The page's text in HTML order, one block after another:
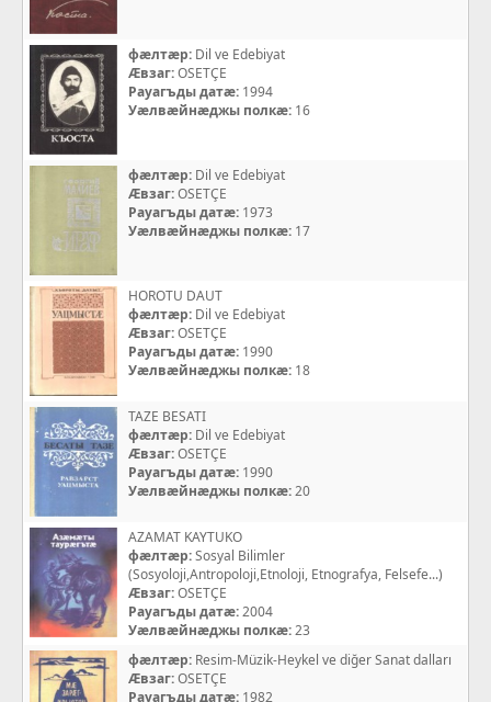
фæлтæр: Dil ve Edebiyat
Æвзаг:OSETÇE
Рауагъды датæ: 1994
Уæлвæйнæджы полкæ: 16
фæлтæр: Dil ve Edebiyat
Æвзаг:OSETÇE
Рауагъды датæ: 1973
Уæлвæйнæджы полкæ: 17
HOROTU DAUT
фæлтæр: Dil ve Edebiyat
Æвзаг:OSETÇE
Рауагъды датæ: 1990
Уæлвæйнæджы полкæ: 18
TAZE BESATI
фæлтæр: Dil ve Edebiyat
Æвзаг:OSETÇE
Рауагъды датæ: 1990
Уæлвæйнæджы полкæ:20
AZAMAT KAYTUKO
фæлтæр:Sosyal Bilimler
(Sosyoloji,Antropoloji,Etnoloji, Etnografya, Felsefe...)
Æвзаг:OSETÇE
Рауагъды датæ:2004
Уæлвæйнæджы полкæ:23
фæлтæр: Resim-Müzik-Heykel ve diğer Sanat dalları
Æвзаг:OSETÇE
Рауагъды датæ: 1982